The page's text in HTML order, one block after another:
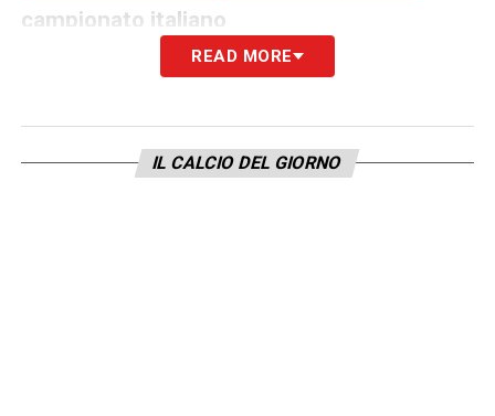
campionato italiano
– «Non ho ancora deciso. Padelli
e deciderò a ridosso della partita. Abbiamo
fiducia in tutti».
READ MORE
IL CALCIO DEL GIORNO